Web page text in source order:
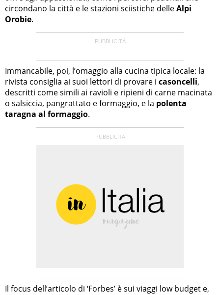
circondano la città e le stazioni sciistiche delleAlpi
Orobie.
Immancabile, poi, l’omaggio alla cucina tipica locale: la
rivista consiglia ai suoi lettori di provare i casoncelli,
descritti come simili ai ravioli e ripieni di carne macinata
o salsiccia, pangrattato e formaggio, e la polenta
taragna al formaggio.
Il focus dell’articolo di ‘Forbes’ è sui viaggi low budget e,